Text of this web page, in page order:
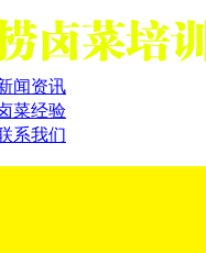
闻资讯
菜经验
系我们